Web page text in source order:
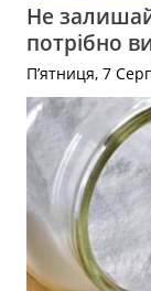
Не
потрібно
П’ятниця, 7